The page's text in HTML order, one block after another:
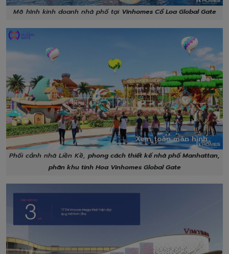
Mô hình kinh doanh nhà phố tại Vinhomes Cổ Loa Global Gate
Xem toàn màn hình
Phối cảnh nhà Liền Kề, phong cách thiết kế nhà phố Manhattan,
phân khu tinh Hoa Vinhomes Global Gate